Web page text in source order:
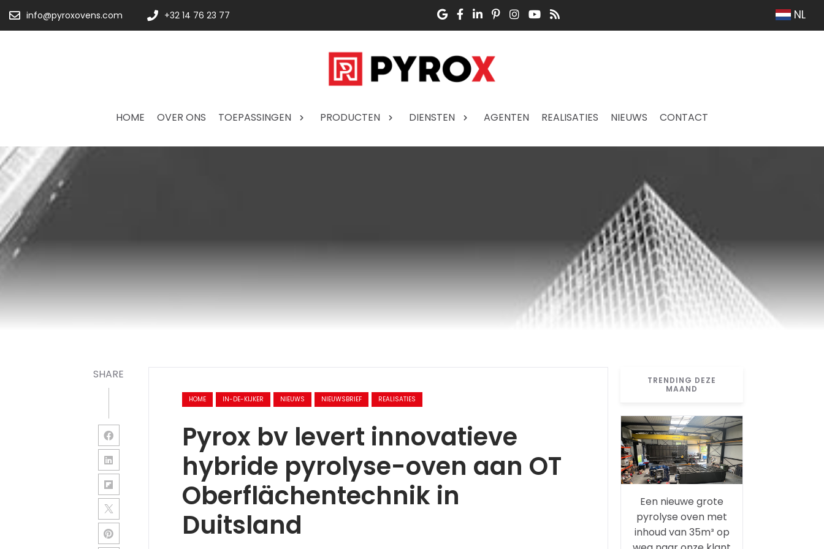
info@pyroxovens.com +32 14 76 23 77 NL
HOME OVER ONS TOEPASSINGEN PRODUCTEN DIENSTEN AGENTEN REALISATIES NIEUWS CONTACT
SHARE
HOME IN-DE-KIJKER NIEUWS NIEUWSBRIEF REALISATIES
Pyrox bv levert innovatieve
hybride pyrolyse-oven aan OT
Oberflächentechnik in
Duitsland
TRENDING DEZE
MAAND
Een nieuwe grote
pyrolyse oven met
inhoud van 35m³ op